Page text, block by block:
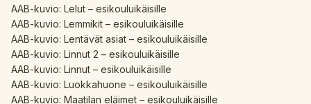
AAB-kuvio: Lelut – esikouluikäisille
AAB-kuvio: Lemmikit – esikouluikäisille
AAB-kuvio: Lentävät asiat – esikouluikäisille
AAB-kuvio: Linnut 2 – esikouluikäisille
AAB-kuvio: Linnut – esikouluikäisille
AAB-kuvio: Luokkahuone – esikouluikäisille
AAB-kuvio: Maatilan eläimet – esikouluikäisille